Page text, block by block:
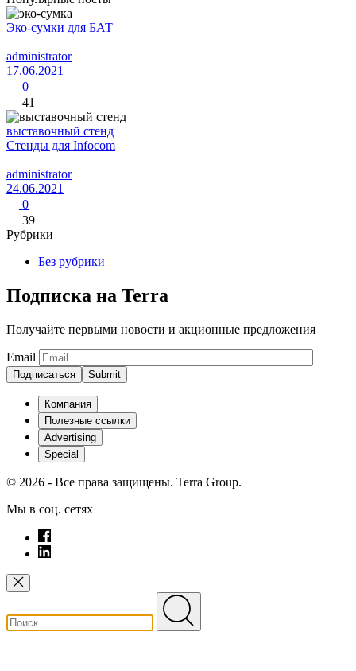
Эко-сумки для БАТ
administrator
17.06.2021
0
41
выставочный стенд
Стенды для Infocom
administrator
24.06.2021
0
39
Рубрики
Без рубрики
Подписка на Terra
Получайте первыми новости и акционные предложения
Email
Подписаться
Компания
Полезные ссылки
Advertising
Special
© 2026 - Все права защищены. Terra Group.
Мы в соц. сетях